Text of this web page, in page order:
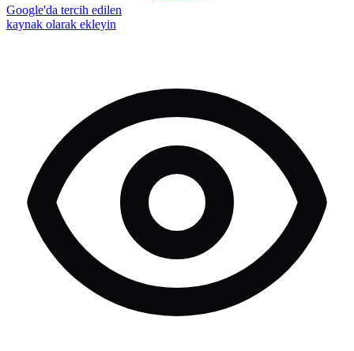
Google'da tercih edilen
kaynak olarak ekleyin